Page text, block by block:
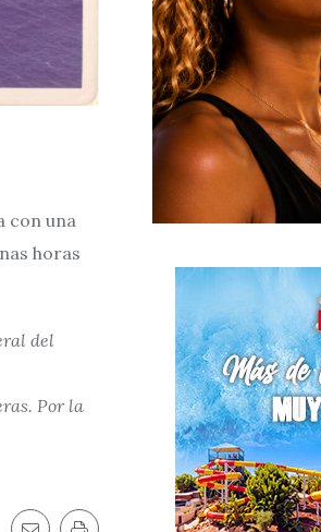
con una
horas
del
Por la